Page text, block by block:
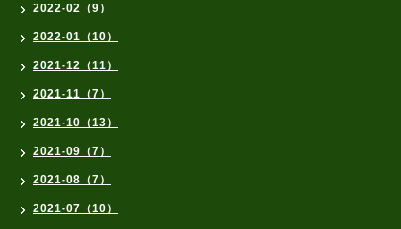
2022-02（9）
2022-01（10）
2021-12（11）
2021-11（7）
2021-10（13）
2021-09（7）
2021-08（7）
2021-07（10）